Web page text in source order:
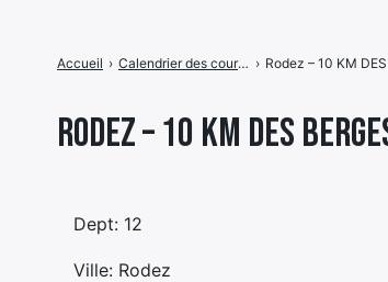
Rodez – 10 KM DES
Accueil › Calendrier des courses › Rodez – 10 KM DES
Dept: 12
Ville: Rodez